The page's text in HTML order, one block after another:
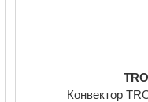
Конвектор